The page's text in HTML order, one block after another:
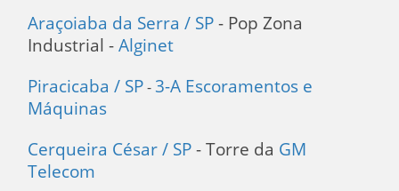
Araçoiaba da Serra / SP - Pop Zona
Industrial -Alginet
Piracicaba / SP-3-A Escoramentos e
Máquinas
Cerqueira César / SP - Torre da GM
Telecom